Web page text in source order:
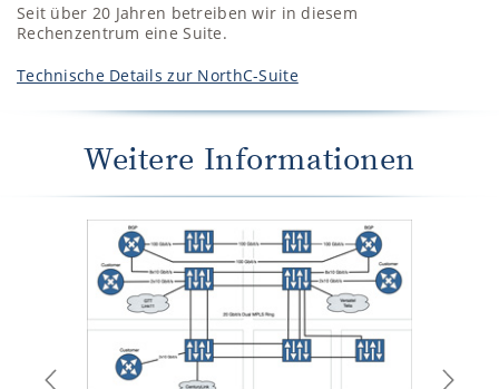
Seit über 20 Jahren betreiben wir in diesem
Rechenzentrum eine Suite.
Technische Details zur NorthC-Suite
Weitere Informationen
Previous Next